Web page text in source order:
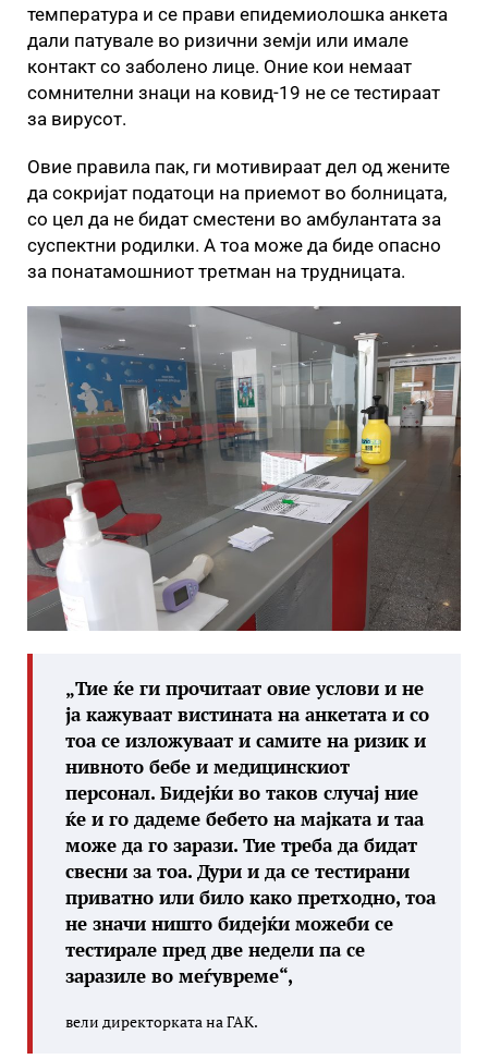
температура и се прави епидемиолошка анкета
дали патувале во ризични земји или имале
контакт со заболено лице. Оние кои немаат
сомнителни знаци на ковид-19 не се тестираат
за вирусот.
Овие правила пак, ги мотивираат дел од жените
да сокријат податоци на приемот во болницата,
со цел да не бидат сместени во амбулантата за
суспектни родилки. А тоа може да биде опасно
за понатамошниот третман на трудницата.
„Тие ќе ги прочитаат овие услови и не
ја кажуваат вистината на анкетата и со
тоа се изложуваат и самите на ризик и
нивното бебе и медицинскиот
персонал. Бидејќи во таков случај ние
ќе и го дадеме бебето на мајката и таа
може да го зарази. Тие треба да бидат
свесни за тоа. Дури и да се тестирани
приватно или било како претходно, тоа
не значи ништо бидејќи можеби се
тестирале пред две недели па се
заразиле во меѓувреме“,
вели директорката на ГАК.